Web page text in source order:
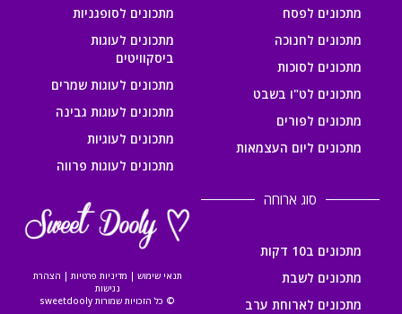
מתכונים לפסח
מתכונים לחנוכה
מתכונים לסוכות
מתכונים לט"ו בשבט
מתכונים לפורים
מתכונים ליום העצמאות
מתכונים לסופגניות
מתכונים לעוגות
ביסקוויטים
מתכונים לעוגות שמרים
מתכונים לעוגות גבינה
מתכונים לעוגיות
מתכונים לעוגות פרווה
סוג ארוחה
מתכונים ב10 דקות
מתכונים לשבת
מתכונים לארוחת ערב
תנאי שימוש | מדיניות פרטיות | הצהרת
נגישות
© כל הזכויות שמורות sweetdooly